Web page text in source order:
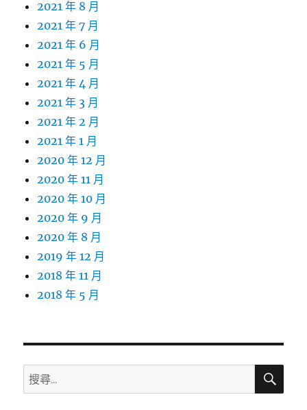
2021 年 8 月
2021 年 7 月
2021 年 6 月
2021 年 5 月
2021 年 4 月
2021 年 3 月
2021 年 2 月
2021 年 1 月
2020 年 12 月
2020 年 11 月
2020 年 10 月
2020 年 9 月
2020 年 8 月
2019 年 12 月
2018 年 11 月
2018 年 5 月
搜
尋
搜